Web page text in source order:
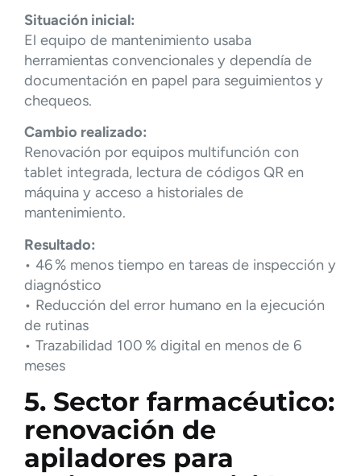
Situación inicial:
El equipo de mantenimiento usaba
herramientas convencionales y dependía de
documentación en papel para seguimientos y
chequeos.
Cambio realizado:
Renovación por equipos multifunción con
tablet integrada, lectura de códigos QR en
máquina y acceso a historiales de
mantenimiento.
Resultado:
• 46 % menos tiempo en tareas de inspección y
diagnóstico
• Reducción del error humano en la ejecución
de rutinas
• Trazabilidad 100 % digital en menos de 6
meses
5. Sector farmacéutico:
renovación de
apiladores para